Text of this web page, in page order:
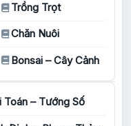
Trồng Trọt
Chăn Nuôi
Bonsai – Cây Cảnh
Toán – Tướng Số